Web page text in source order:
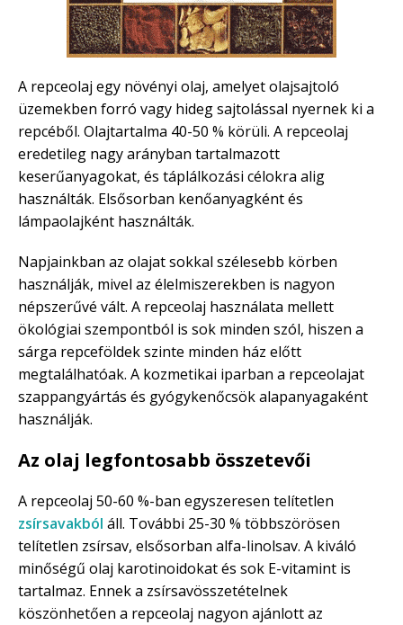
A repceolaj egy növényi olaj, amelyet olajsajtoló
üzemekben forró vagy hideg sajtolással nyernek ki a
repcéből. Olajtartalma 40-50 % körüli. A repceolaj
eredetileg nagy arányban tartalmazott
keserűanyagokat, és táplálkozási célokra alig
használták. Elsősorban kenőanyagként és
lámpaolajként használták.
Napjainkban az olajat sokkal szélesebb körben
használják, mivel az élelmiszerekben is nagyon
népszerűvé vált. A repceolaj használata mellett
ökológiai szempontból is sok minden szól, hiszen a
sárga repceföldek szinte minden ház előtt
megtalálhatóak. A kozmetikai iparban a repceolajat
szappangyártás és gyógykenőcsök alapanyagaként
használják.
Az olaj legfontosabb összetevői
A repceolaj 50-60 %-ban egyszeresen telítetlen
zsírsavakból áll. További 25-30 % többszörösen
telítetlen zsírsav, elsősorban alfa-linolsav. A kiváló
minőségű olaj karotinoidokat és sok E-vitamint is
tartalmaz. Ennek a zsírsavösszetételnek
köszönhetően a repceolaj nagyon ajánlott az